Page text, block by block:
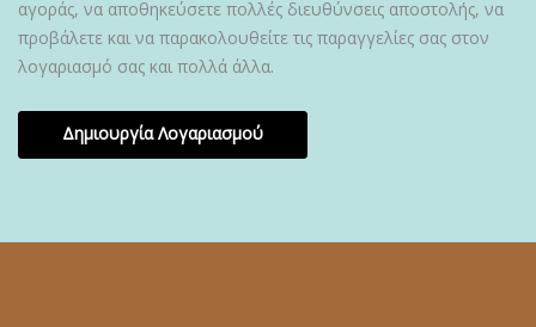
αγοράς, να αποθηκεύσετε πολλές διευθύνσεις αποστολής, να
προβάλετε και να παρακολουθείτε τις παραγγελίες σας στον
λογαριασμό σας και πολλά άλλα.
Δημιουργία Λογαριασμού